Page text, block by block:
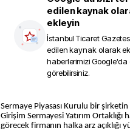
edilen kaynak
ekleyin
İstanbul Ticaret
edilen kaynak olarak
haberlerimizi Google'da
görebilirsiniz.
Sermaye Piyasası Kurulu bir şirketin daha halka arzına onay verdi; Bulls
Girişim Sermayesi Yatırım
görecek firmanın halka arz açıklığı